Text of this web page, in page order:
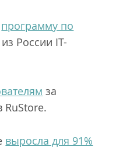
программу по
России IT-
за
RuStore.
выросла для 91%